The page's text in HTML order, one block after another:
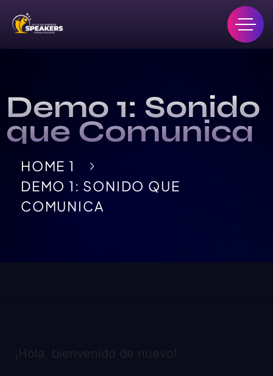
Demo 1: Sonido
que Comunica
HOME 1
DEMO 1: SONIDO QUE
COMUNICA
¡Hola, bienvenido de nuevo!